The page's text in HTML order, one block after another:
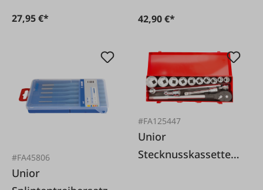
27,95 €* 42,90 €*
#FA45806
Unior
#FA125447
Unior
Stecknusskassette